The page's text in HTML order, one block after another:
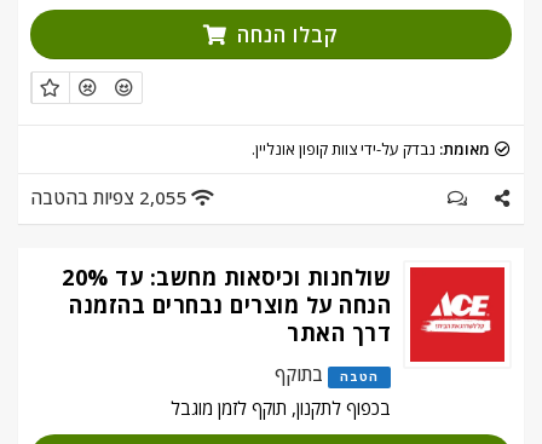
קבלו הנחה
מאומת: נבדק על-ידי צוות קופון אונליין.
2,055 צפיות בהטבה
שולחנות וכיסאות מחשב: עד 20%
הנחה על מוצרים נבחרים בהזמנה
דרך האתר
הטבה
בתוקף
בכפוף לתקנון, תוקף לזמן מוגבל